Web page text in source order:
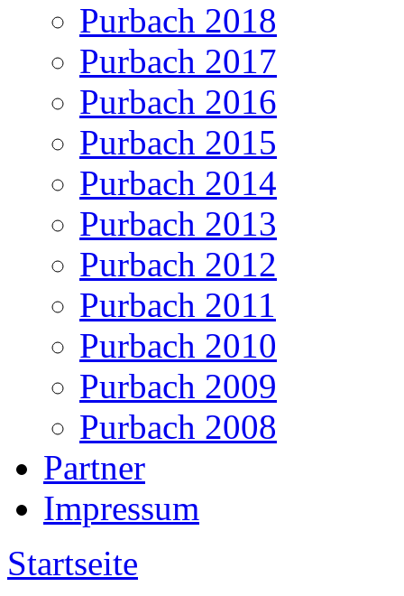
Purbach 2018
Purbach 2017
Purbach 2016
Purbach 2015
Purbach 2014
Purbach 2013
Purbach 2012
Purbach 2011
Purbach 2010
Purbach 2009
Purbach 2008
Partner
Impressum
Startseite